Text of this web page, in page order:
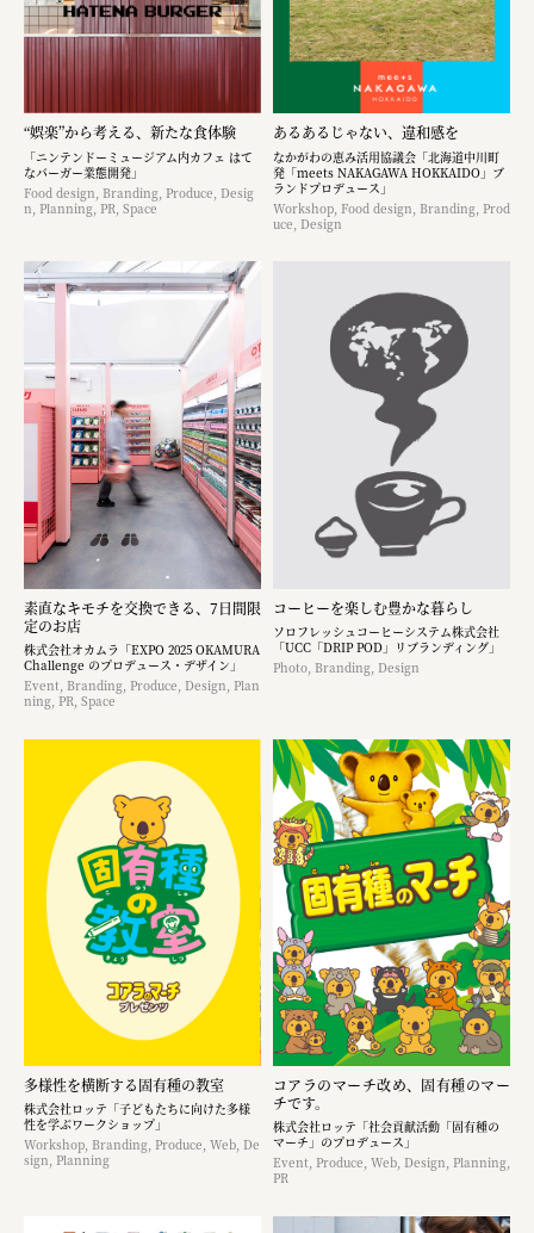
“娯楽”から考える、新たな食体験
「ニンテンドーミュージアム内カフェ はて
なバーガー業態開発」
Food design, Branding, Produce, Desig
n, Planning, PR, Space
あるあるじゃない、違和感を
なかがわの恵み活用協議会「北海道中川町
発「meets NAKAGAWA HOKKAIDO」ブ
ランドプロデュース」
Workshop, Food design, Branding, Prod
uce, Design
素直なキモチを交換できる、7日間限
定のお店
株式会社オカムラ「EXPO 2025 OKAMURA
Challenge のプロデュース・デザイン」
Event, Branding, Produce, Design, Plan
ning, PR, Space
コーヒーを楽しむ豊かな暮らし
ソロフレッシュコーヒーシステム株式会社
「UCC「DRIP POD」リブランディング」
Photo, Branding, Design
多様性を横断する固有種の教室
株式会社ロッテ「子どもたちに向けた多様
性を学ぶワークショップ」
Workshop, Branding, Produce, Web, De
sign, Planning
コアラのマーチ改め、固有種のマー
チです。
株式会社ロッテ「社会貢献活動「固有種の
マーチ」のプロデュース」
Event, Produce, Web, Design, Planning,
PR